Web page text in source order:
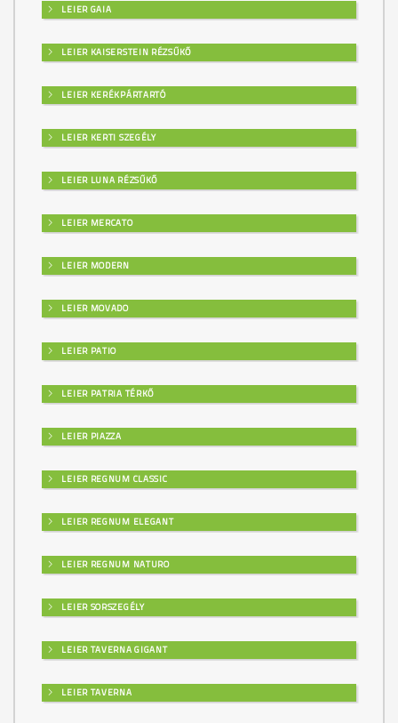
LEIER GAIA
LEIER KAISERSTEIN RÉZSŰKŐ
LEIER KERÉKPÁRTARTÓ
LEIER KERTI SZEGÉLY
LEIER LUNA RÉZSŰKŐ
LEIER MERCATO
LEIER MODERN
LEIER MOVADO
LEIER PATIO
LEIER PATRIA TÉRKŐ
LEIER PIAZZA
LEIER REGNUM CLASSIC
LEIER REGNUM ELEGANT
LEIER REGNUM NATURO
LEIER SORSZEGÉLY
LEIER TAVERNA GIGANT
LEIER TAVERNA